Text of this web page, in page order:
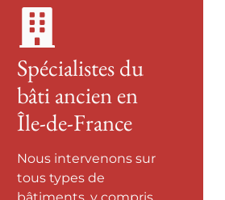
Spécialistes du
bâti ancien en
Île-de-France
Nous intervenons sur
tous types de
bâtiments, y compris